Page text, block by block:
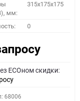
мм:
315х175х175
0
ECOном скидки:
68006